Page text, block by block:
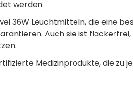
werden
36W Leuchtmitteln, die eine
Auch sie ist
Medizinprodukte, die zu